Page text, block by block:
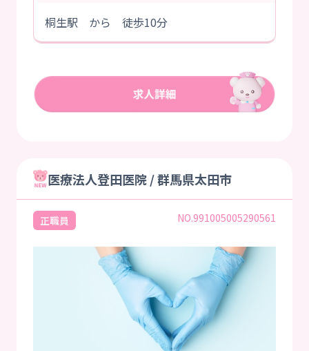
桐生駅 から 徒歩10分
医療法人登田医院 / 群馬県太田市
正職員 NO.991005005290561